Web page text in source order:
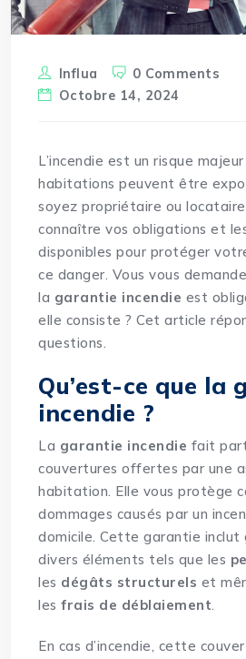
Influa
0 Comments
Octobre 14, 2024
L’incendie est un risque
habitations peuvent être
soyez propriétaire ou
connaître vos obligations et
disponibles pour protéger
ce danger. Vous vous
la garantie incendie est
elle consiste ? Cet article
questions.
Qu’est-ce que la
incendie ?
La garantie incendie fait
couvertures offertes par une
habitation. Elle vous protège
dommages causés par un
domicile. Cette garantie inclut
divers éléments tels que les
les dégâts structurels et
lesfrais de déblaiement.
En cas d’incendie, cette